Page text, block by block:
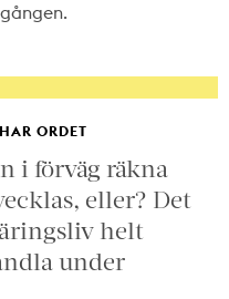
ORDET
i förväg räkna
eller? Det
helt
under